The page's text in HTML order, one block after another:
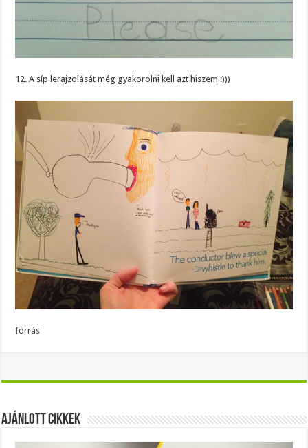
12. A síp lerajzolását még gyakorolni kell azt hiszem :)))
forrás
Ajánlott Cikkek